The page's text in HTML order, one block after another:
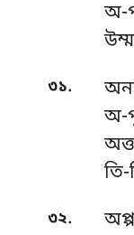
অ-
৩১.
অ-
৩২.